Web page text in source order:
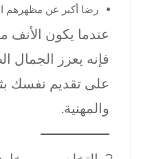
رضا أكبر عن مظهرهم
عندما يكون الأنف
فإنه يعزز
على تقديم نفسك
والمهنية.